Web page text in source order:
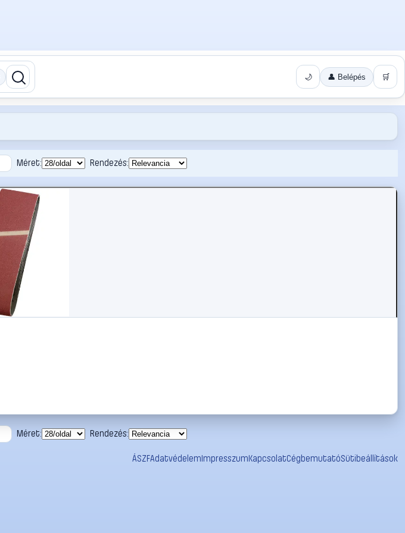
🌙 👤 Belépés 🛒
Méret: Rendezés:
Méret: Rendezés:
ÁSZFAdatvédelemImpresszumKapcsolatCégbemutatóSütibeállítások